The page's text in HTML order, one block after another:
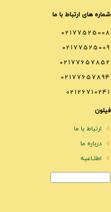
شماره های ارتباط با ما
02177525008
02177525009
02177657852
02177657894
02126710241
فیلون
ارتباط با ما
درباره ما
اطلـاعیه